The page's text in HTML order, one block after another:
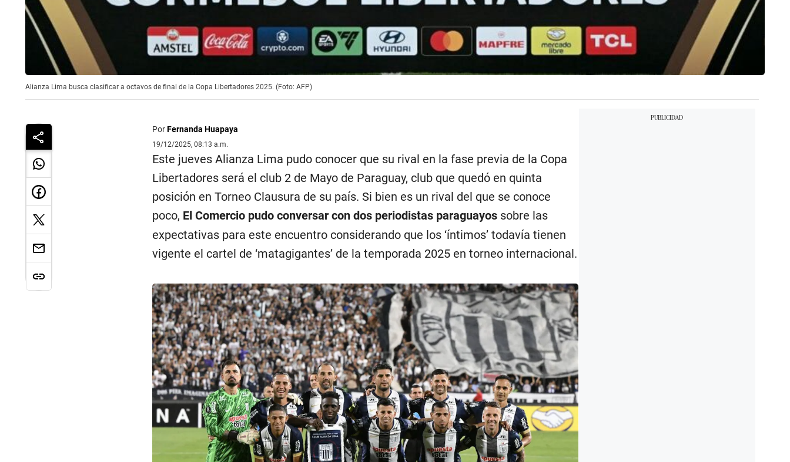
Alianza Lima busca clasificar a octavos de final de la Copa Libertadores 2025. (Foto: AFP)
PorFernanda Huapaya
19/12/2025, 08:13 a.m.
Este jueves Alianza Lima pudo conocer que su rival en la fase previa de la Copa
Libertadores será el club 2 de Mayo de Paraguay, club que quedó en quinta
posición en Torneo Clausura de su país. Si bien es un rival del que se conoce
poco, El Comercio pudo conversar con dos periodistas paraguayossobre las
expectativas para este encuentro considerando que los ‘íntimos’ todavía tienen
vigente el cartel de ‘matagigantes’ de la temporada 2025 en torneo internacional.